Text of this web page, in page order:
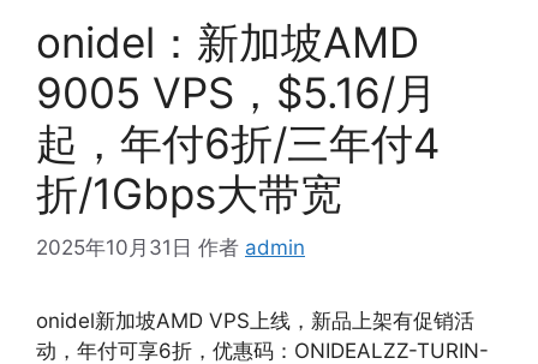
onidel：新加坡AMD
9005 VPS，$5.16/月
起，年付6折/三年付4
折/1Gbps大带宽
2025年10月31日 作者 admin
onidel新加坡AMD VPS上线，新品上架有促销活
动，年付可享6折，优惠码：ONIDEALZZ-TURIN-